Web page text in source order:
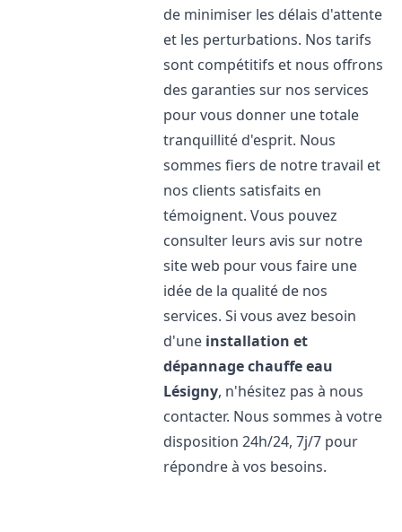
de minimiser les délais d'attente
et les perturbations. Nos tarifs
sont compétitifs et nous offrons
des garanties sur nos services
pour vous donner une totale
tranquillité d'esprit. Nous
sommes fiers de notre travail et
nos clients satisfaits en
témoignent. Vous pouvez
consulter leurs avis sur notre
site web pour vous faire une
idée de la qualité de nos
services. Si vous avez besoin
d'une installation et
dépannage chauffe eau
Lésigny, n'hésitez pas à nous
contacter. Nous sommes à votre
disposition 24h/24, 7j/7 pour
répondre à vos besoins.